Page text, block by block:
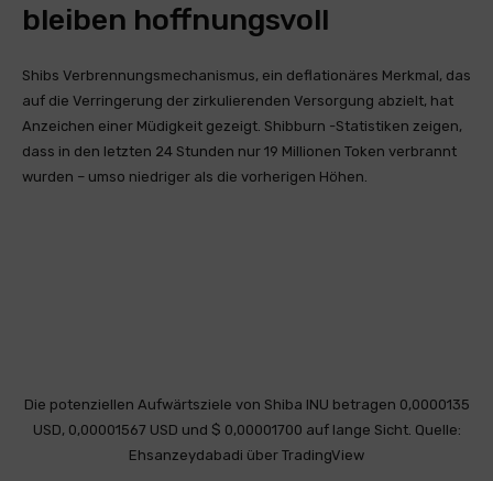
bleiben hoffnungsvoll
Shibs Verbrennungsmechanismus, ein deflationäres Merkmal, das
auf die Verringerung der zirkulierenden Versorgung abzielt, hat
Anzeichen einer Müdigkeit gezeigt. Shibburn -Statistiken zeigen,
dass in den letzten 24 Stunden nur 19 Millionen Token verbrannt
wurden – umso niedriger als die vorherigen Höhen.
Die potenziellen Aufwärtsziele von Shiba INU betragen 0,0000135
USD, 0,00001567 USD und $ 0,00001700 auf lange Sicht. Quelle:
Ehsanzeydabadi über TradingView